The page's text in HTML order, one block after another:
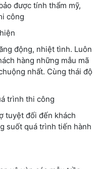
được tính thẩm mỹ,
công
động, nhiệt tình. Luôn
hàng những mẫu mã
nhất. Cùng thái độ
trình thi công
tuyệt đối đến khách
suốt quá trình tiến hành